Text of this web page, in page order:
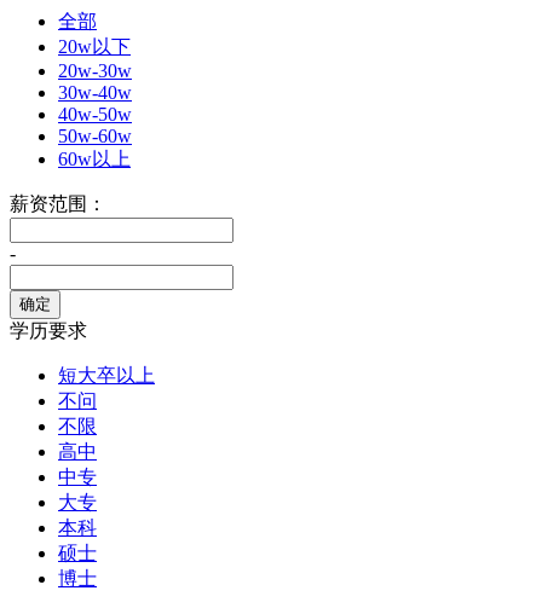
全部
20w以下
20w-30w
30w-40w
40w-50w
50w-60w
60w以上
薪资范围：
-
学历要求
短大卒以上
不问
不限
高中
中专
大专
本科
硕士
博士